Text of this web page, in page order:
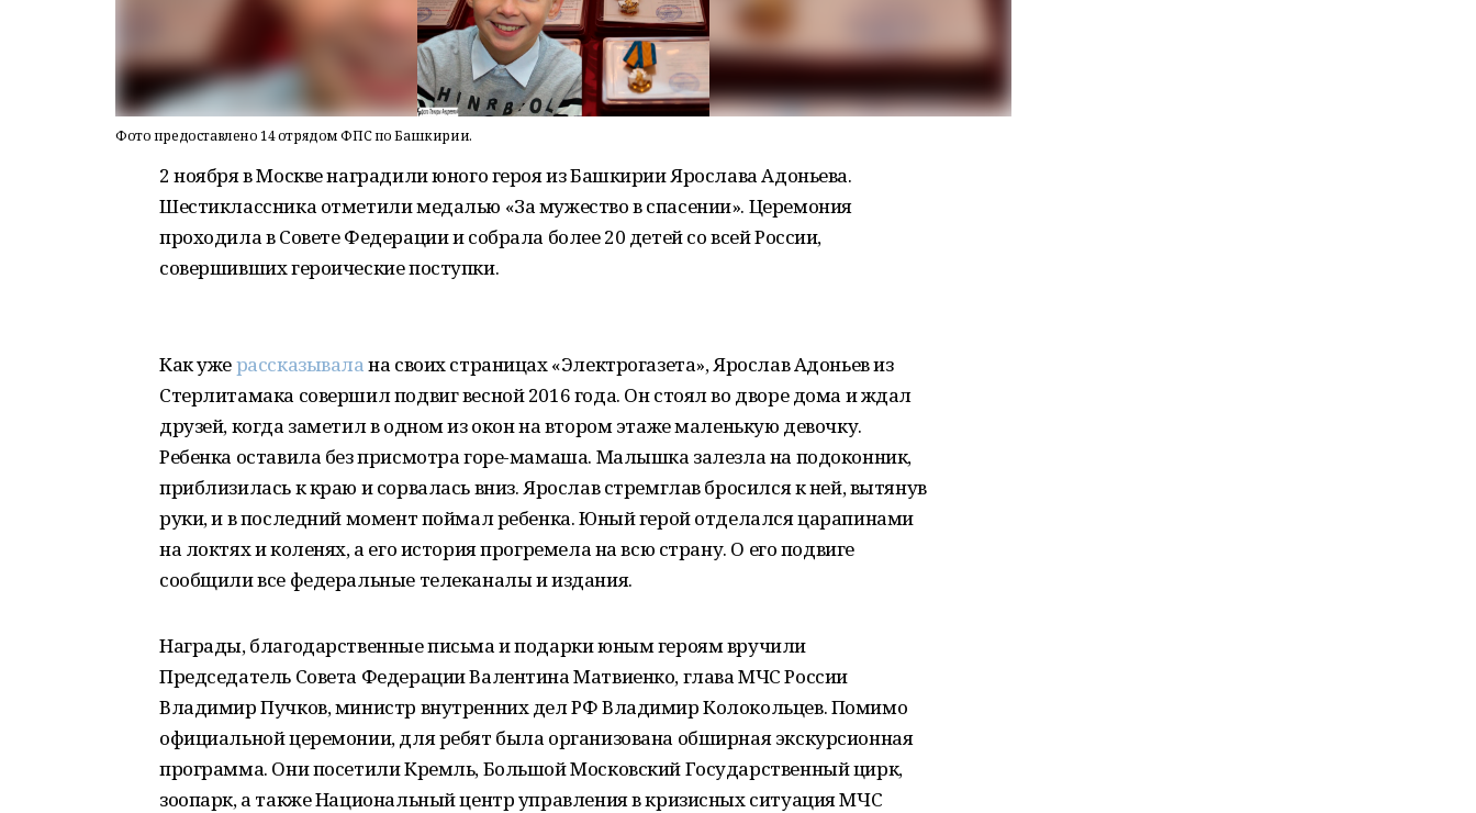
Фото предоставлено 14 отрядом ФПС по Башкирии.
2 ноября в Москве наградили юного героя из Башкирии Ярослава Адоньева.
Шестиклассника отметили медалью «За мужество в спасении». Церемония
проходила в Совете Федерации и собрала более 20 детей со всей России,
совершивших героические поступки.
Как ужерассказывалана своих страницах «Электрогазета», Ярослав Адоньев из
Стерлитамака совершил подвиг весной 2016 года. Он стоял во дворе дома и ждал
друзей, когда заметил в одном из окон на втором этаже маленькую девочку.
Ребенка оставила без присмотра горе-мамаша. Малышка залезла на подоконник,
приблизилась к краю и сорвалась вниз. Ярослав стремглав бросился к ней, вытянув
руки, и в последний момент поймал ребенка. Юный герой отделался царапинами
на локтях и коленях, а его история прогремела на всю страну. О его подвиге
сообщили все федеральные телеканалы и издания.
Награды, благодарственные письма и подарки юным героям вручили
Председатель Совета Федерации Валентина Матвиенко, глава МЧС России
Владимир Пучков, министр внутренних дел РФ Владимир Колокольцев. Помимо
официальной церемонии, для ребят была организована обширная экскурсионная
программа. Они посетили Кремль, Большой Московский Государственный цирк,
зоопарк, а также Национальный центр управления в кризисных ситуация МЧС